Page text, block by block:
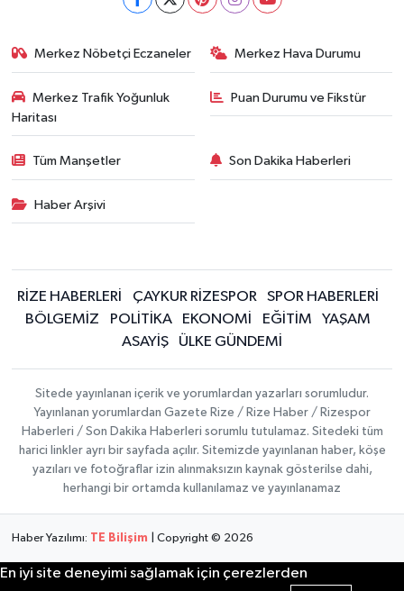
Merkez Nöbetçi Eczaneler Merkez Hava Durumu
Merkez Trafik Yoğunluk
Haritası
Puan Durumu ve Fikstür
Tüm Manşetler Son Dakika Haberleri
Haber Arşivi
RİZE HABERLERİ ÇAYKUR RİZESPOR
SPOR HABERLERİ
BÖLGEMİZ
POLİTİKA EKONOMİ EĞİTİM
YAŞAM
ASAYİŞ
ÜLKE GÜNDEMİ
Sitede yayınlanan içerik ve yorumlardan yazarları sorumludur.
Yayınlanan yorumlardan Gazete Rize / Rize Haber / Rizespor
Haberleri / Son Dakika Haberleri sorumlu tutulamaz. Sitedeki tüm
harici linkler ayrı bir sayfada açılır. Sitemizde yayınlanan haber, köşe
yazıları ve fotoğraflar izin alınmaksızın kaynak gösterilse dahi,
herhangi bir ortamda kullanılamaz ve yayınlanamaz
Haber Yazılımı: TE Bilişim | Copyright © 2026
En iyi site deneyimi sağlamak için çerezlerden